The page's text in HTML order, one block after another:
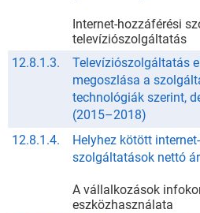
Internet-hozzáférési
televíziószolgáltatás
12.8.1.3.
Televíziószolgáltatás
megoszlása a
technológiák szerint,
(2015–2018)
12.8.1.4.
Helyhez kötött
szolgáltatások nettó
A vállalkozások
eszközhasználata